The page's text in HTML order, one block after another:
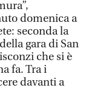
domenica a
seconda la
gara di San
che si è
fa. Tra i
davanti a